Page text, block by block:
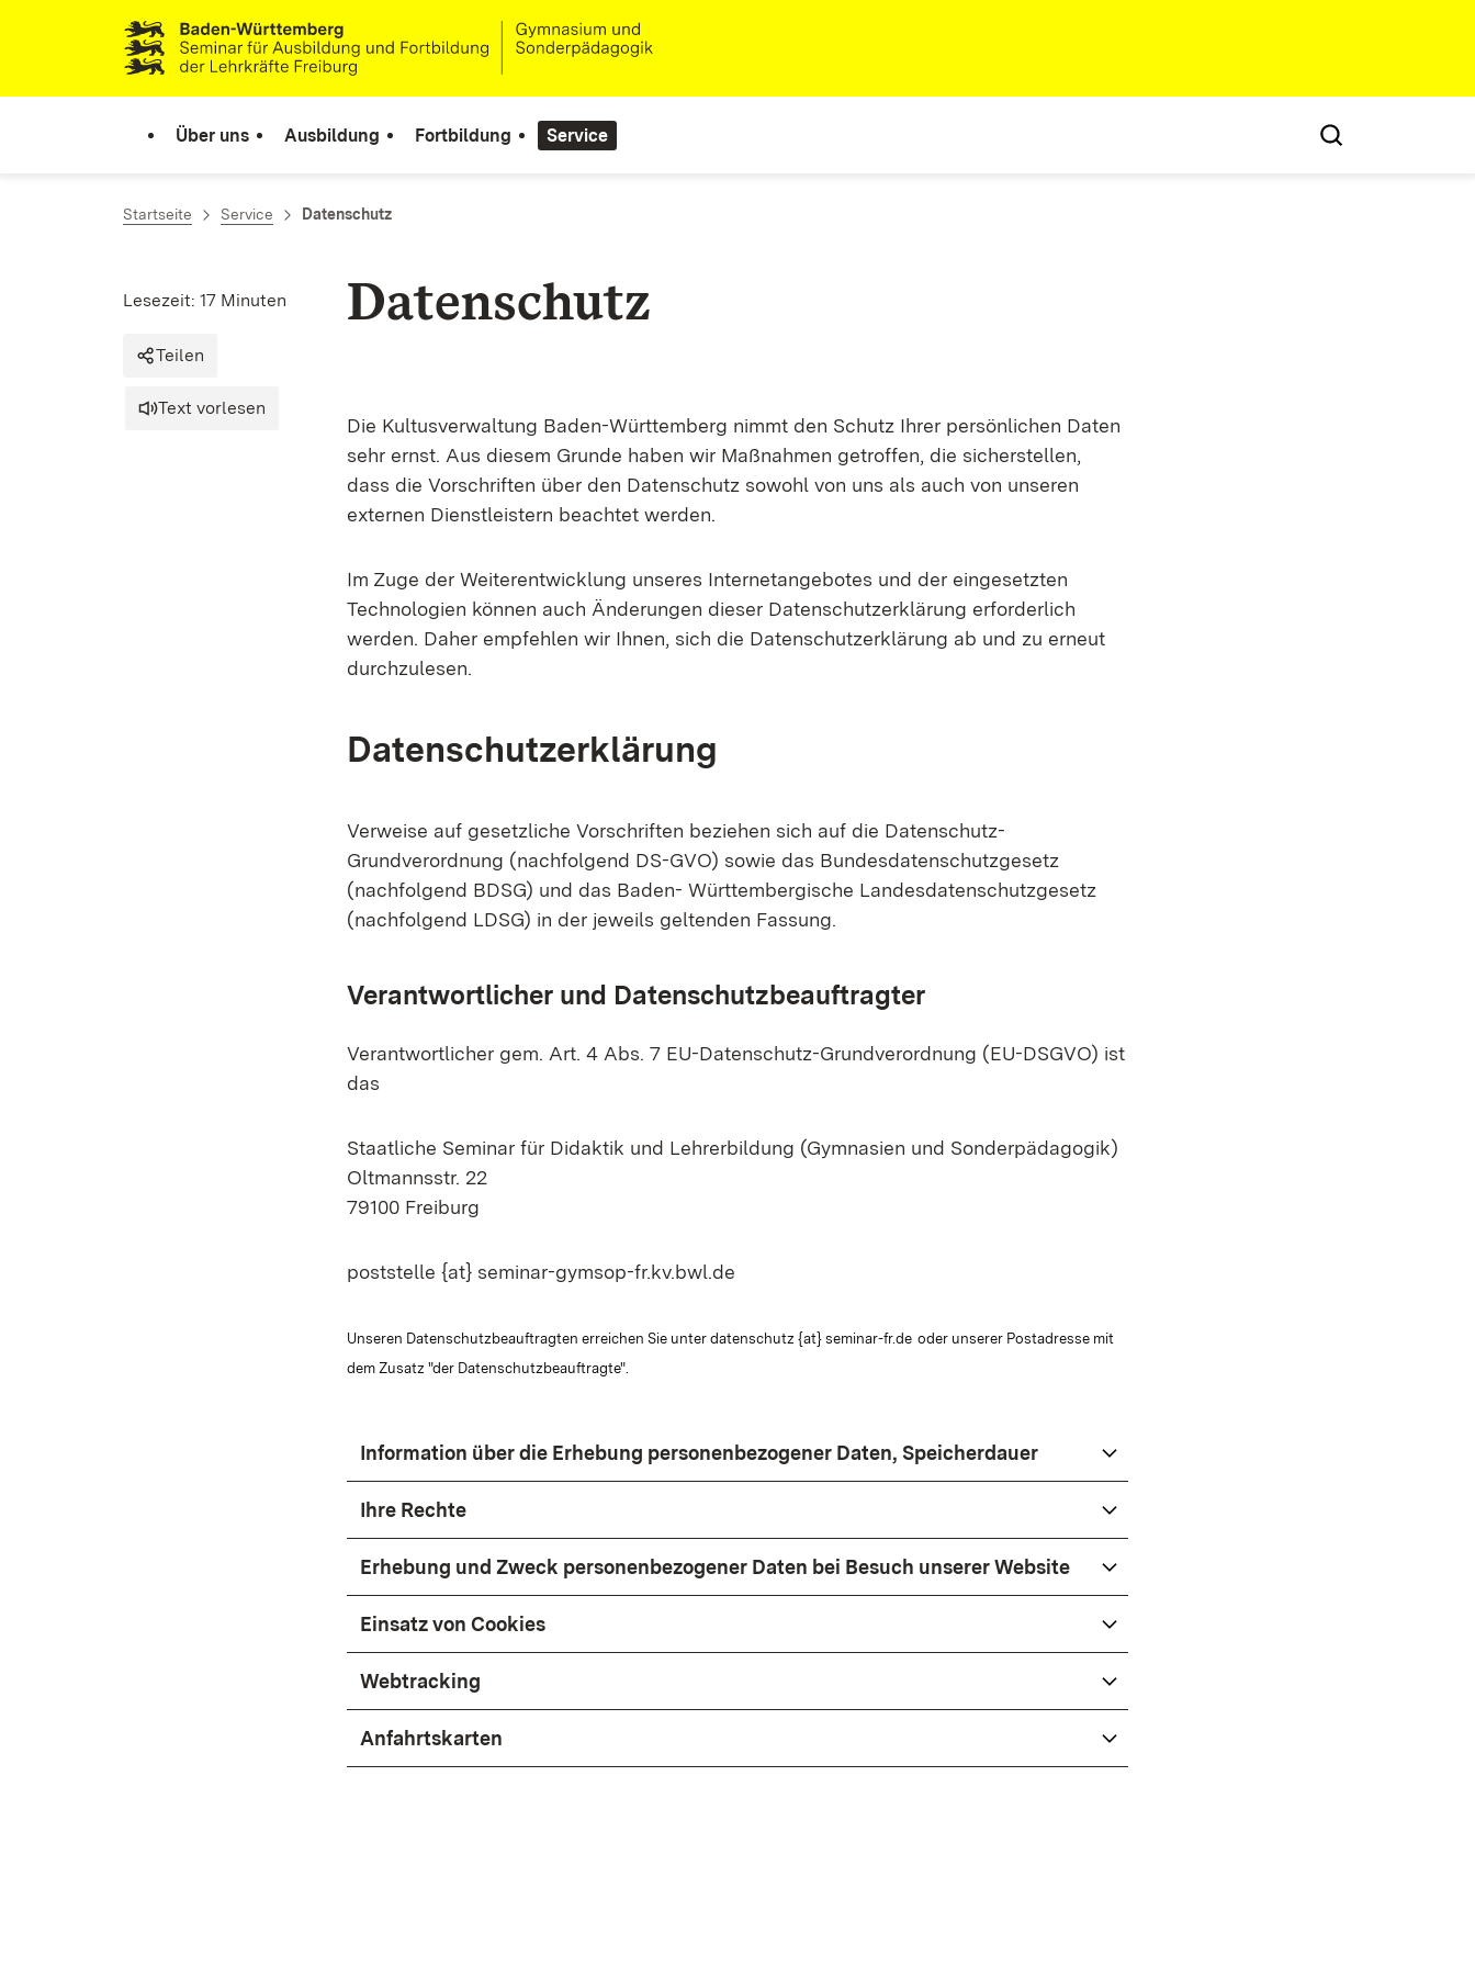
Zum Inhalt springen
Link zur Startseite
Über uns Ausbildung Fortbildung Service
Startseite Service Datenschutz
Datenschutz
Lesezeit: 17 Minuten
Teilen
Text vorlesen
Die Kultusverwaltung Baden-Württemberg nimmt den Schutz Ihrer persönlichen Daten
sehr ernst. Aus diesem Grunde haben wir Maßnahmen getroffen, die sicherstellen,
dass die Vorschriften über den Datenschutz sowohl von uns als auch von unseren
externen Dienstleistern beachtet werden.
Im Zuge der Weiterentwicklung unseres Internetangebotes und der eingesetzten
Technologien können auch Änderungen dieser Datenschutzerklärung erforderlich
werden. Daher empfehlen wir Ihnen, sich die Datenschutzerklärung ab und zu erneut
durchzulesen.
Datenschutzerklärung
Verweise auf gesetzliche Vorschriften beziehen sich auf die Datenschutz-
Grundverordnung (nachfolgend DS-GVO) sowie das Bundesdatenschutzgesetz
(nachfolgend BDSG) und das Baden- Württembergische Landesdatenschutzgesetz
(nachfolgend LDSG) in der jeweils geltenden Fassung.
Verantwortlicher und Datenschutzbeauftragter
Verantwortlicher gem. Art. 4 Abs. 7 EU-Datenschutz-Grundverordnung (EU-DSGVO) ist
das
Staatliche Seminar für Didaktik und Lehrerbildung (Gymnasien und Sonderpädagogik)
Oltmannsstr. 22
79100 Freiburg
poststelle {at} seminar-gymsop-fr.kv.bwl.de
Unseren Datenschutzbeauftragten erreichen Sie unter datenschutz {at} seminar-fr.de oder unserer Postadresse mit
dem Zusatz "der Datenschutzbeauftragte".
Information über die Erhebung personenbezogener Daten, Speicherdauer
Ihre Rechte
Erhebung und Zweck personenbezogener Daten bei Besuch unserer Website
Einsatz von Cookies
Webtracking
Anfahrtskarten